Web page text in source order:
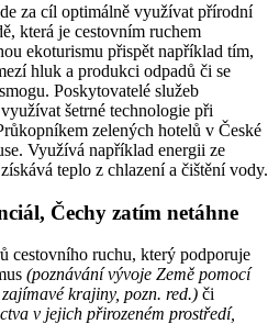
za cíl optimálně využívat přírodní
která je cestovním ruchem
ekoturismu přispět například tím,
hluk a produkci odpadů či se
Poskytovatelé služeb
šetrné technologie při
zelených hotelů v České
Využívá například energii ze
teplo z chlazení a čištění vody.
Čechy zatím netáhne
cestovního ruchu, který podporuje
(poznávání vývoje Země pomocí
krajiny, pozn. red.) či
v jejich přirozeném prostředí,